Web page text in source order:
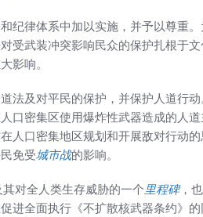
纪律体系中加以实施，并予以尊重
受武装冲突影响民众的保护扎根于
影响。
法及对平民的保护，并保护人道行动
口密集区使用爆炸性武器造成的人
人口密集地区规划和开展敌对行动
免受城市战的影响。
对全人类生存威胁的一个里程碑，
进全面执行《不扩散核武器条约》